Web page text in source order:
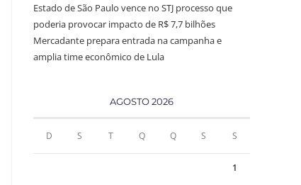
Estado de São Paulo vence no STJ processo que
poderia provocar impacto de R$ 7,7 bilhões
Mercadante prepara entrada na campanha e
amplia time econômico de Lula
AGOSTO 2026
D S T Q Q S S
1